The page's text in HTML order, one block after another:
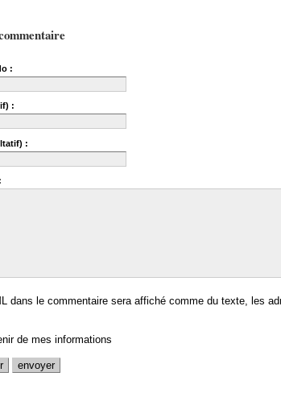
:
:
:
dans le commentaire sera affiché comme du texte, les
de mes informations